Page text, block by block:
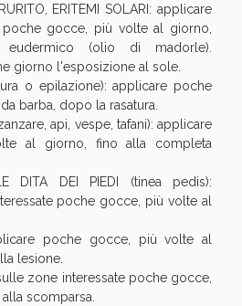
ERITEMI SOLARI: applicare
gocce, più volte al giorno,
(olio di madorle).
giorno l'esposizione al sole.
o epilazione): applicare poche
barba, dopo la rasatura.
api, vespe, tafani): applicare
al giorno, fino alla completa
DITA DEI PIEDI (tinea pedis):
poche gocce, più volte al
poche gocce, più volte al
lesione.
zone interessate poche gocce,
scomparsa.
Sconto fino al 55% valido
oggi!